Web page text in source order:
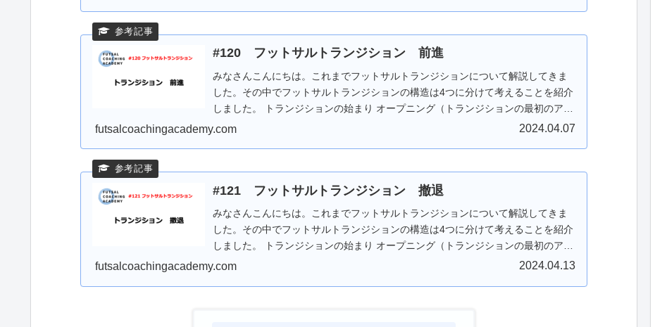
#120 フットサルトランジション 前進
みなさんこんにちは。これまでフットサルトランジションについて解説してきま
した。その中でフットサルトランジションの構造は4つに分けて考えることを紹介
しました。 トランジションの始まり オープニング（トランジションの最初のアク
ション） 前進/撤...
futsalcoachingacademy.com 2024.04.07
#121 フットサルトランジション 撤退
みなさんこんにちは。これまでフットサルトランジションについて解説してきま
した。その中でフットサルトランジションの構造は4つに分けて考えることを紹介
しました。 トランジションの始まり オープニング（トランジションの最初のアク
ション） 前進/撤...
futsalcoachingacademy.com 2024.04.13